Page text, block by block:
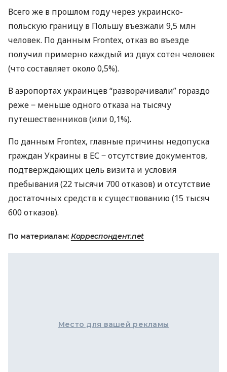
Всего же в прошлом году через украинско-
польскую границу в Польшу въезжали 9,5 млн
человек. По данным Frontex, отказ во въезде
получил примерно каждый из двух сотен человек
(что составляет около 0,5%).
В аэропортах украинцев “разворачивали” гораздо
реже ‒ меньше одного отказа на тысячу
путешественников (или 0,1%).
По данным Frontex, главные причины недопуска
граждан Украины в ЕС ‒ отсутствие документов,
подтверждающих цель визита и условия
пребывания (22 тысячи 700 отказов) и отсутствие
достаточных средств к существованию (15 тысяч
600 отказов).
По материалам: Корреспондент.net
Место для вашей рекламы